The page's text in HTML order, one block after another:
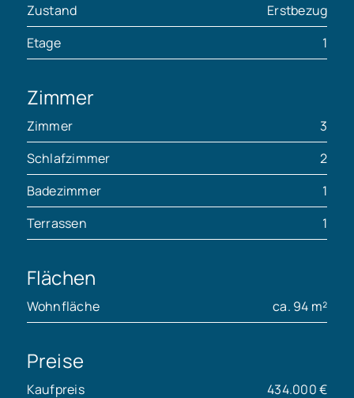
Zustand
Erstbezug
Etage
1
Zimmer
Zimmer
3
Schlafzimmer
2
Badezimmer
1
Terrassen
1
Flächen
Wohnfläche ca. 94 m²
Preise
Kaufpreis
434.000 €